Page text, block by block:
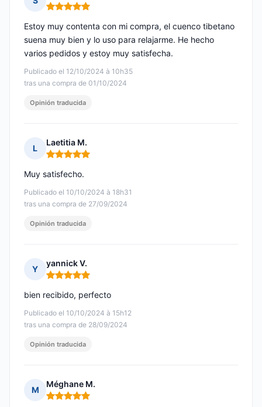
Nota: 5 de 5
Publicado el 12/10/2024 à 10h35
tras una compra de 01/10/2024
Estoy muy contenta con mi compra, el cuenco tibetano
suena muy bien y lo uso para relajarme. He hecho
varios pedidos y estoy muy satisfecha.
Opinión traducida
L
Laetitia M.
Nota: 5 de 5
Publicado el 10/10/2024 à 18h31
tras una compra de 27/09/2024
Muy satisfecho.
Opinión traducida
Y
yannick V.
Nota: 5 de 5
Publicado el 10/10/2024 à 15h12
tras una compra de 28/09/2024
bien recibido, perfecto
Opinión traducida
M
Méghane M.
Nota: 5 de 5